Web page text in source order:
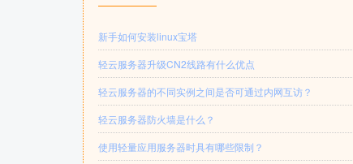
新手如何安装linux宝塔
轻云服务器升级CN2线路有什么优点
轻云服务器的不同实例之间是否可通过内网互访？
轻云服务器防火墙是什么？
使用轻量应用服务器时具有哪些限制？